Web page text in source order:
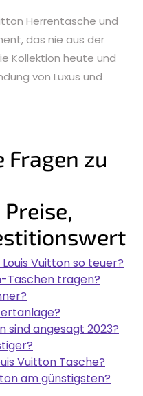
Herrentasche und
das nie aus der
Kollektion heute und
von Luxus und
zu
Vuitton so teuer?
Taschen tragen?
sind angesagt 2023?
Vuitton Tasche?
am günstigsten?